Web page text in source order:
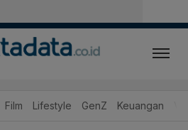
Film Lifestyle GenZ Keuangan